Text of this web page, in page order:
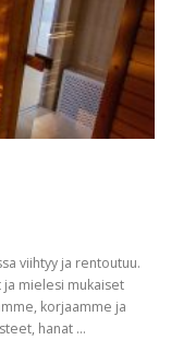
viihtyy ja rentoutuu.
mielesi mukaiset
korjaamme ja
hanat …